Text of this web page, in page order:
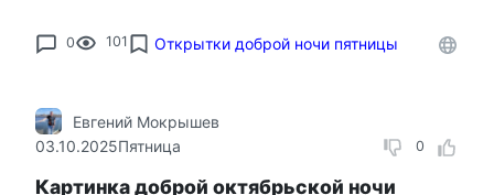
0 101 Открытки доброй ночи пятницы
0
Евгений Мокрышев
03.10.2025Пятница
Картинка доброй октябрьской ночи